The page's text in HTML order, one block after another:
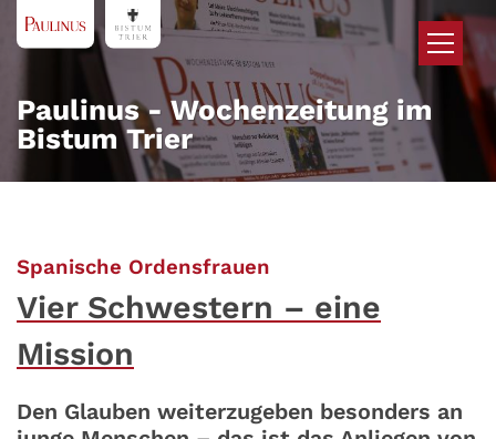
Zum Inhalt springen
Paulinus - Wochenzeitung im
Bistum Trier
Spanische Ordensfrauen
Vier Schwestern – eine
Mission
Den Glauben weiterzugeben besonders an